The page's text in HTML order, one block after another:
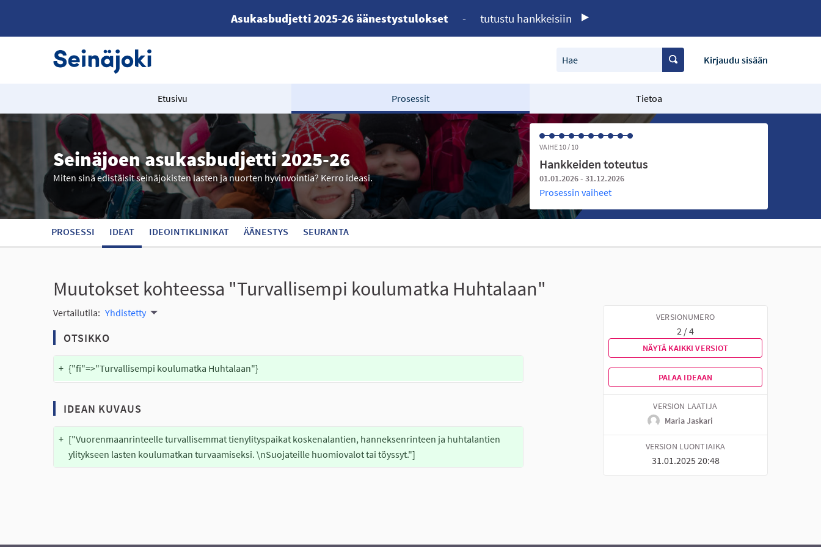
Asukasbudjetti 2025-26 äänestystulokset - tutustu hankkeisiin
Hae Kirjaudu sisään
Etusivu Prosessit Tietoa
Seinäjoen asukasbudjetti 2025-26
Miten sinä edistäisit seinäjokisten lasten ja nuorten hyvinvointia? Kerro ideasi.
VAIHE 10 / 10
Hankkeiden toteutus
01.01.2026 - 31.12.2026
Prosessin vaiheet
PROSESSI IDEAT IDEOINTIKLINIKAT ÄÄNESTYS SEURANTA
Muutokset kohteessa "Turvallisempi koulumatka Huhtalaan"
Vertailutila: Yhdistetty
OTSIKKO
+ {"fi"=>"Turvallisempi koulumatka Huhtalaan"}
IDEAN KUVAUS
+ ["Vuorenmaanrinteelle turvallisemmat tienylityspaikat koskenalantien, hanneksenrinteen ja huhtalantien
ylitykseen lasten koulumatkan turvaamiseksi. \nSuojateille huomiovalot tai töyssyt."]
VERSIONUMERO
2 / 4
NÄYTÄ KAIKKI VERSIOT
PALAA IDEAAN
VERSION LAATIJA
Maria Jaskari
VERSION LUONTIAIKA
31.01.2025 20:48